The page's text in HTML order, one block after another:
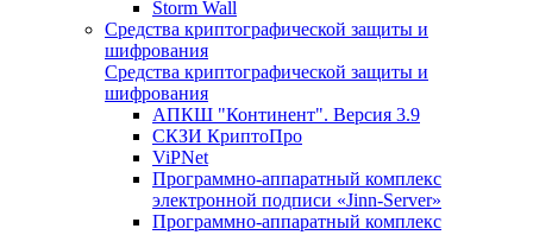
Storm Wall
Средства криптографической защиты и
шифрования
Средства криптографической защиты и
шифрования
АПКШ "Континент". Версия 3.9
СКЗИ КриптоПро
ViPNet
Программно-аппаратный комплекс
электронной подписи «Jinn-Server»
Программно-аппаратный комплекс